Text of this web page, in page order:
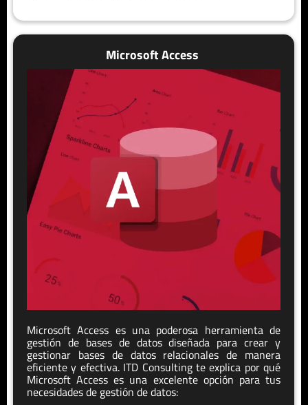
Microsoft Access
Microsoft Access es una poderosa herramienta de
gestión de bases de datos diseñada para crear y
gestionar bases de datos relacionales de manera
eficiente y efectiva. ITD Consulting te explica por qué
Microsoft Access es una excelente opción para tus
necesidades de gestión de datos: